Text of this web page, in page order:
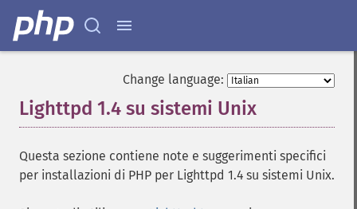
Change language:
Lighttpd 1.4 su sistemi Unix
Questa sezione contiene note e suggerimenti specifici
per installazioni di PHP per Lighttpd 1.4 su sistemi Unix.